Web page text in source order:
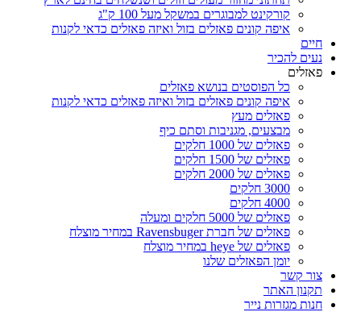
קורקינט למבוגרים במשקל מעל 100 ק"ג
איפה קונים פאזלים בזול ואיזה פאזלים כדאי לקנות
חיים
נעים להכיר
פאזלים
כל הפוסטים בנושא פאזלים
איפה קונים פאזלים בזול ואיזה פאזלים כדאי לקנות
פאזלים מעץ
מבצעים, מגניבות וסתם כיף
פאזלים של 1000 חלקים
פאזלים של 1500 חלקים
פאזלים של 2000 חלקים
3000 חלקים
4000 חלקים
פאזלים של 5000 חלקים ומעלה
פאזלים של חברת Ravensbuger במחיר מוצלח
פאזלים של heye במחיר מוצלח
יומן הפאזלים שלנו
צור קשר
תקנון האתר
חנות מגזרות נייר